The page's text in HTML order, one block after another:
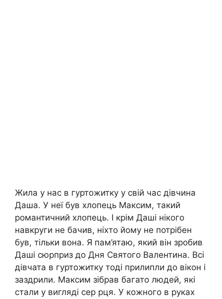
Жила у нас в гуртожитку у свій час дівчина
Даша. У неї був хлопець Максим, такий
романтичний хлопець. І крім Даші нікого
навкруги не бачив, ніхто йому не потрібен
був, тільки вона. Я пам’ятаю, який він зробив
Даші сюрприз до Дня Святого Валентина. Всі
дівчата в гуртожитку тоді прилипли до вікон і
заздрили. Максим зібрав багато людей, які
стали у вигляді сeр pця. У кожного в руках